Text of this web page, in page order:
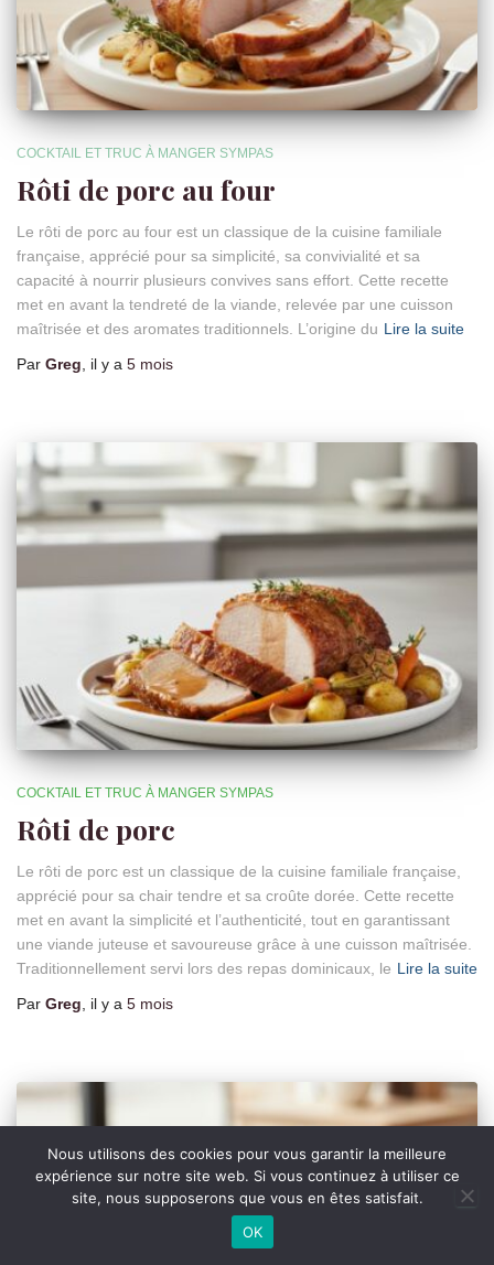
COCKTAIL ET TRUC À MANGER SYMPAS
Rôti de porc au four
Le rôti de porc au four est un classique de la cuisine familiale
française, apprécié pour sa simplicité, sa convivialité et sa
capacité à nourrir plusieurs convives sans effort. Cette recette
met en avant la tendreté de la viande, relevée par une cuisson
maîtrisée et des aromates traditionnels. L’origine du Lire la suite
Par Greg , il y a 5 mois
COCKTAIL ET TRUC À MANGER SYMPAS
Rôti de porc
Le rôti de porc est un classique de la cuisine familiale française,
apprécié pour sa chair tendre et sa croûte dorée. Cette recette
met en avant la simplicité et l’authenticité, tout en garantissant
une viande juteuse et savoureuse grâce à une cuisson maîtrisée.
Traditionnellement servi lors des repas dominicaux, le Lire la suite
Par Greg , il y a 5 mois
Nous utilisons des cookies pour vous garantir la meilleure
expérience sur notre site web. Si vous continuez à utiliser ce
site, nous supposerons que vous en êtes satisfait.
OK